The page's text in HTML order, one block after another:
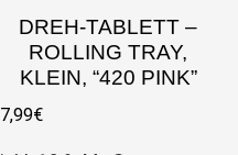
DREH-TABLETT –
ROLLING TRAY,
KLEIN, “420 PINK”
7,99€